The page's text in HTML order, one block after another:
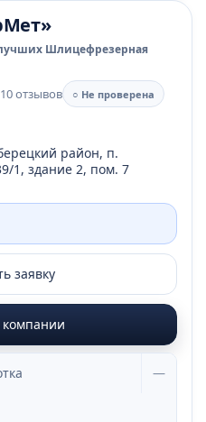
Шлицефрезерная
10 отзывов
○ Не проверена
район, п.
1, здание 2, пом. 7
заявку
—